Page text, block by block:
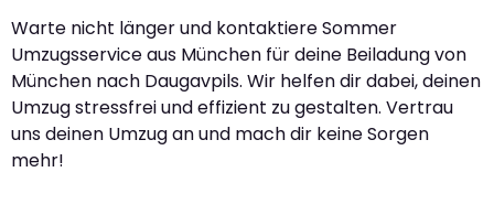
Warte nicht länger und kontaktiere Sommer
Umzugsservice aus München für deine Beiladung von
München nach Daugavpils. Wir helfen dir dabei, deinen
Umzug stressfrei und effizient zu gestalten. Vertrau
uns deinen Umzug an und mach dir keine Sorgen
mehr!